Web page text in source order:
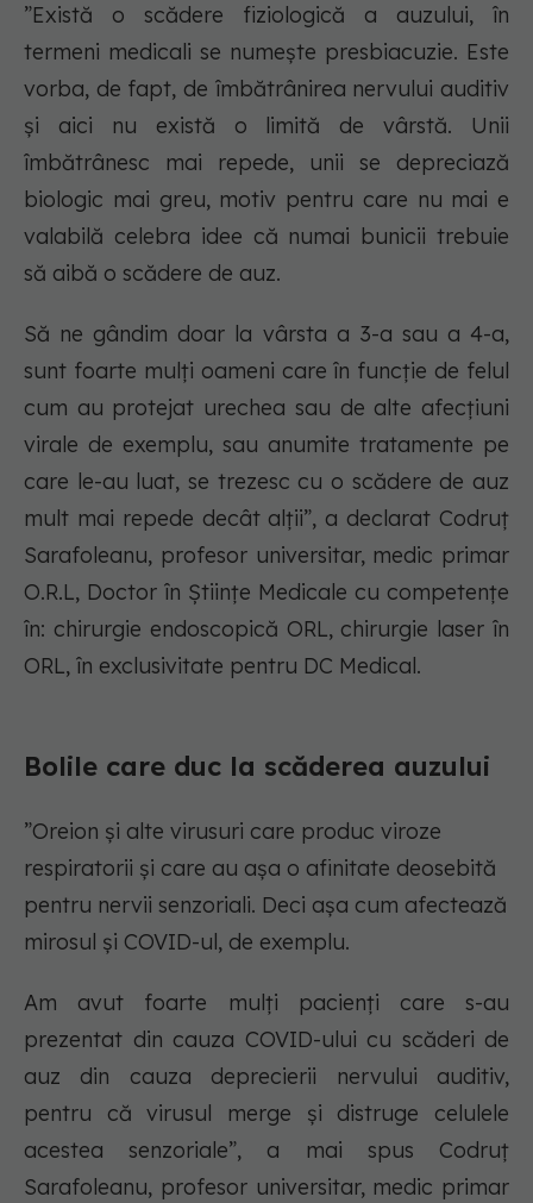
”Există o scădere fiziologică a auzului, în
termeni medicali se numește presbiacuzie. Este
vorba, de fapt, de îmbătrânirea nervului auditiv
și aici nu există o limită de vârstă. Unii
îmbătrânesc mai repede, unii se depreciază
biologic mai greu, motiv pentru care nu mai e
valabilă celebra idee că numai bunicii trebuie
să aibă o scădere de auz.
Să ne gândim doar la vârsta a 3-a sau a 4-a,
sunt foarte mulți oameni care în funcție de felul
cum au protejat urechea sau de alte afecțiuni
virale de exemplu, sau anumite tratamente pe
care le-au luat, se trezesc cu o scădere de auz
mult mai repede decât alții”, a declarat Codruț
Sarafoleanu, profesor universitar, medic primar
O.R.L, Doctor în Științe Medicale cu competențe
în: chirurgie endoscopică ORL, chirurgie laser în
ORL, în exclusivitate pentru DC Medical.
Bolile care duc la scăderea auzului
”Oreion și alte virusuri care produc viroze
respiratorii și care au așa o afinitate deosebită
pentru nervii senzoriali. Deci așa cum afectează
mirosul și COVID-ul, de exemplu.
Am avut foarte mulți pacienți care s-au
prezentat din cauza COVID-ului cu scăderi de
auz din cauza deprecierii nervului auditiv,
pentru că virusul merge și distruge celulele
acestea senzoriale”, a mai spus Codruț
Sarafoleanu, profesor universitar, medic primar